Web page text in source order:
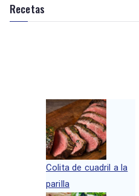
Recetas
Colita de cuadril a la
parilla